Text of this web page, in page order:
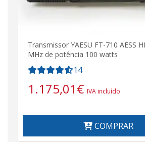
Transmissor YAESU FT-710 AESS
MHz de potência 100 watts
14
1.175,01€ IVA incluído
COMPRAR